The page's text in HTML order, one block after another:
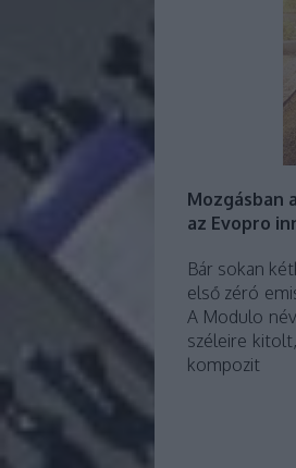
Mozgásban
az Evopro
Bár sokan
első zéró
A Modulo
széleire